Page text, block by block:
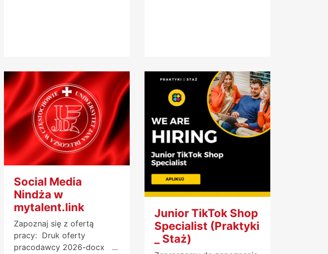
Social Media
Nindża w
mytalent.link
Zapoznaj się z ofertą
pracy: Druk oferty
pracodawcy 2026-docx ...
Junior TikTok Shop
Specialist (Praktyki
_ Staż)